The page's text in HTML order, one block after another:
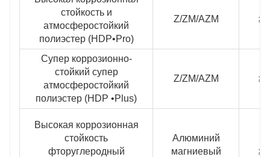
стойкость и
атмосферостойкий
полиэстер (HDP•Pro)
Z/ZM/AZM
Супер коррозионно-
стойкий супер
атмосферостойкий
полиэстер (HDP •Plus)
Z/ZM/AZM
Высокая коррозионная
стойкость
фторуглеродный
Алюминий
магниевый